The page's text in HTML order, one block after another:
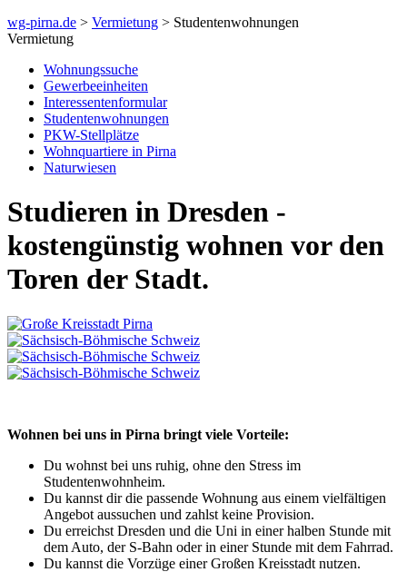
wg-pirna.de > Vermietung > Studentenwohnungen
Vermietung
Wohnungssuche
Gewerbeeinheiten
Interessentenformular
Studentenwohnungen
PKW-Stellplätze
Wohnquartiere in Pirna
Naturwiesen
Studieren in Dresden -
kostengünstig wohnen vor den
Toren der Stadt.
Wohnen bei uns in Pirna bringt viele Vorteile:
Du wohnst bei uns ruhig, ohne den Stress im
Studentenwohnheim.
Du kannst dir die passende Wohnung aus einem vielfältigen
Angebot aussuchen und zahlst keine Provision.
Du erreichst Dresden und die Uni in einer halben Stunde mit
dem Auto, der S-Bahn oder in einer Stunde mit dem Fahrrad.
Du kannst die Vorzüge einer Großen Kreisstadt nutzen.